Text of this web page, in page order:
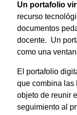
c
e
b
o
o
k
tt
er
Un portafolio
recurso
documentos
docente. Un
como una
El portafolio
que combina las
objeto de reunir
seguimiento al